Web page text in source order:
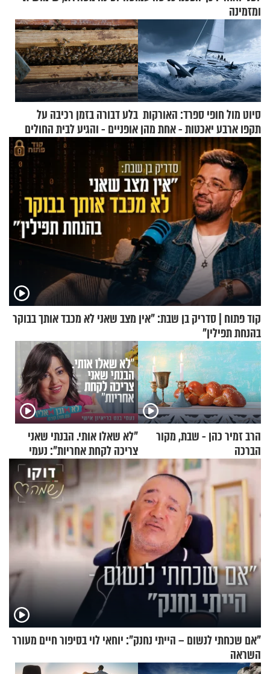
ומזמינה
סיוט מול חופי ספרד: האורקות
תקפו ארבע יאכטות - אחת מהן
טבעה
בלע דבורה בזמן רכיבה על
אופניים - והגיע לבית החולים
במצב מסכן חיים
קוד פתוח | סדריק בן שבת: "אין מצב שאני לא מכבד אותך בבוקר
בהנחת תפילין"
הרב זמיר כהן - שבת, מקור
הברכה
"לא שאלו אותי. הבנתי שאני
צריכה לקחת אחריות": נעמי
בנט בריאיון אישי
"אם שכחתי לנשום – הייתי נחנק": יוחאי לוי בסיפור חיים מעורר
השראה